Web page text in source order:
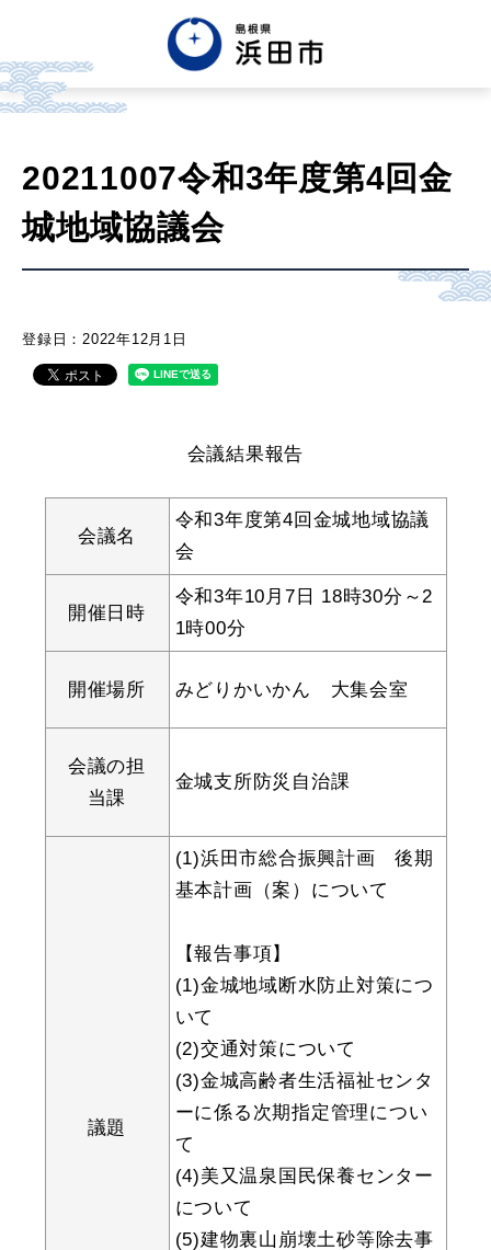
한글 Tiếng việt Tagalog
市政情報
くらし・手続き・
産業・ビジネス
教育・文化・スポーツ
移住・定住
観光・飲食
場面から探す
出会い・結婚
引っ越し・住まい
20211007令和3年度第4回金
城地域協議会
登録日：2022年12月1日
会議結果報告
会議名
令和3年度第4回金城地域協議
会
開催日時
令和3年10月7日 18時30分～2
1時00分
開催場所 みどりかいかん 大集会室
会議の担
当課
金城支所防災自治課
議題
(1)浜田市総合振興計画 後期
基本計画（案）について
【報告事項】
(1)金城地域断水防止対策につ
いて
(2)交通対策について
(3)金城高齢者生活福祉センタ
ーに係る次期指定管理につい
て
(4)美又温泉国民保養センター
について
(5)建物裏山崩壊土砂等除去事